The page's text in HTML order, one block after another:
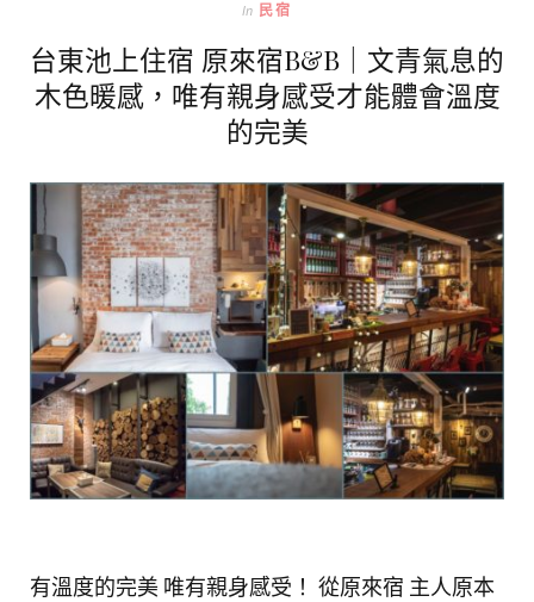
In 民宿
台東池上住宿 原來宿B&B｜文青氣息的
木色暖感，唯有親身感受才能體會溫度
的完美
有溫度的完美 唯有親身感受！ 從原來宿 主人原本